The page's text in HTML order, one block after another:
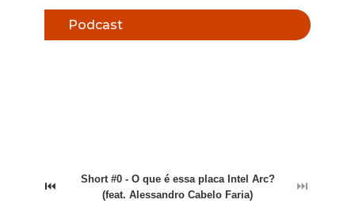
Podcast
⏮
Short #0 - O que é essa placa Intel Arc?
(feat. Alessandro Cabelo Faria)
⏭